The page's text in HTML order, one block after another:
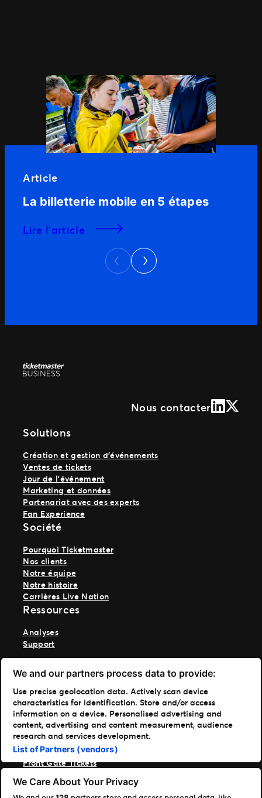
Article
La billetterie mobile en 5 étapes
lire l’article
Previous
Next
Nous contacterLinkedIn
X
Solutions
Création et gestion d’événements
Ventes de tickets
Jour de l’événement
Marketing et données
Partenariat avec des experts
Fan Experience
Société
Pourquoi Ticketmaster
Nos clients
Notre équipe
Notre histoire
Carrières Live Nation
Ressources
Analyses
Support
Se connecter à TM1
Télécharger nos applications
Ticketmaster
TM1 Reports
Portfolio
Ticketmaster
Front Gate Tickets
Universe
We and our partners process data to provide:
Use precise geolocation data. Actively scan device
characteristics for identification. Store and/or access
information on a device. Personalised advertising and
content, advertising and content measurement, audience
research and services development.
List of Partners (vendors)
We Care About Your Privacy